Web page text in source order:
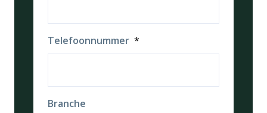
Telefoonnummer *
Branche